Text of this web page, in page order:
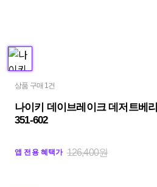
상품 구매 1건
나이키 데이브레이크 데저트베
351-602
앱 전용 혜택가 126,400원